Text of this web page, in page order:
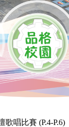
唱比賽 (P.4-P.6)